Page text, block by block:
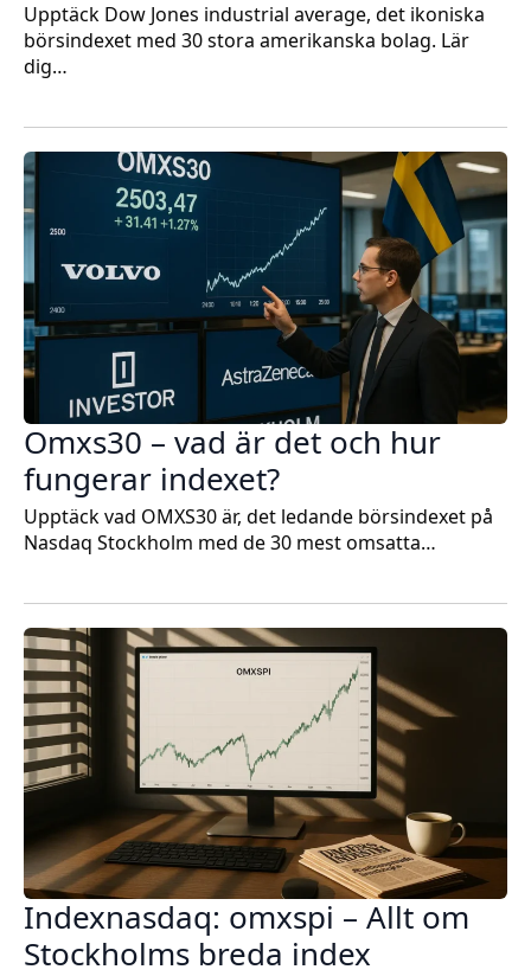
Upptäck Dow Jones industrial average, det ikoniska
börsindexet med 30 stora amerikanska bolag. Lär
dig…
Omxs30 – vad är det och hur
fungerar indexet?
Upptäck vad OMXS30 är, det ledande börsindexet på
Nasdaq Stockholm med de 30 mest omsatta…
Indexnasdaq: omxspi – Allt om
Stockholms breda index